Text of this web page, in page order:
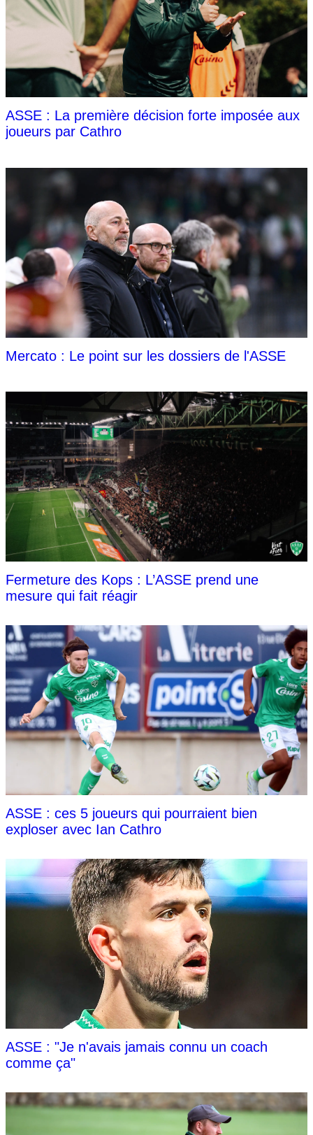
ASSE : La première décision forte imposée aux
joueurs par Cathro
Mercato : Le point sur les dossiers de l'ASSE
Fermeture des Kops : L’ASSE prend une
mesure qui fait réagir
ASSE : ces 5 joueurs qui pourraient bien
exploser avec Ian Cathro
ASSE : "Je n'avais jamais connu un coach
comme ça"